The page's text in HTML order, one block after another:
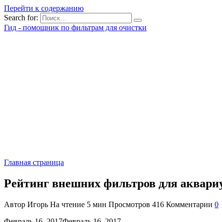
Перейти к содержанию
Search for:
Гид - помощник по фильтрам для очистки
Главная страница
Рейтинг внешних фильтров для
Автор Игорь На чтение 5 мин Просмотров 416 Комментарии 0